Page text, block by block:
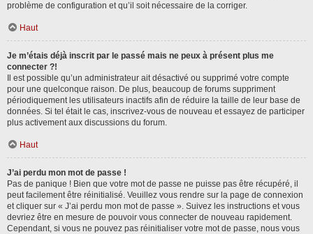
problème de configuration et qu’il soit nécessaire de la corriger.
Haut
Je m’étais déjà inscrit par le passé mais ne peux à présent plus me
connecter ?!
Il est possible qu’un administrateur ait désactivé ou supprimé votre compte
pour une quelconque raison. De plus, beaucoup de forums suppriment
périodiquement les utilisateurs inactifs afin de réduire la taille de leur base de
données. Si tel était le cas, inscrivez-vous de nouveau et essayez de participer
plus activement aux discussions du forum.
Haut
J’ai perdu mon mot de passe !
Pas de panique ! Bien que votre mot de passe ne puisse pas être récupéré, il
peut facilement être réinitialisé. Veuillez vous rendre sur la page de connexion
et cliquer sur « J’ai perdu mon mot de passe ». Suivez les instructions et vous
devriez être en mesure de pouvoir vous connecter de nouveau rapidement.
Cependant, si vous ne pouvez pas réinitialiser votre mot de passe, nous vous